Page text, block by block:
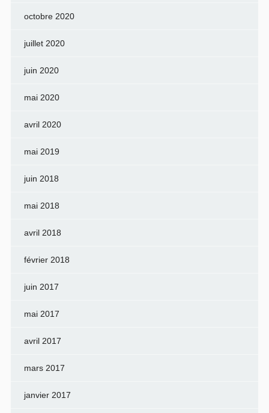
octobre 2020
juillet 2020
juin 2020
mai 2020
avril 2020
mai 2019
juin 2018
mai 2018
avril 2018
février 2018
juin 2017
mai 2017
avril 2017
mars 2017
janvier 2017